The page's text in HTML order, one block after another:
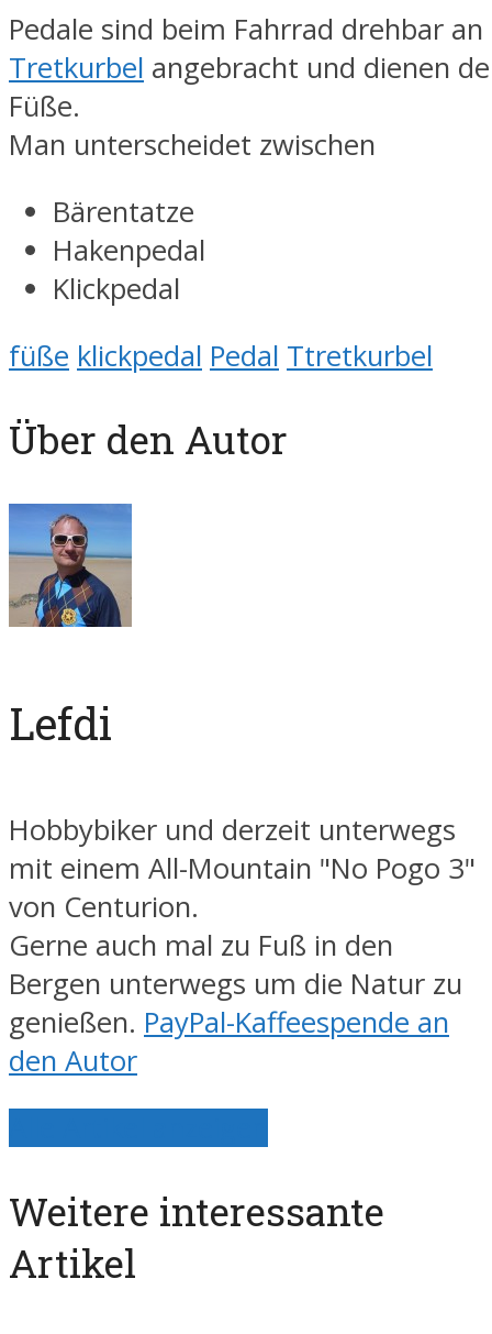
Pedale sind beim Fahrrad drehbar
Tretkurbel angebracht und dienen
Füße.
Man unterscheidet zwischen
Bärentatze
Hakenpedal
Klickpedal
füße klickpedal Pedal Ttretkurbel
Über den Autor
Lefdi
Hobbybiker und derzeit unterwegs
mit einem All-Mountain "No Pogo 3"
von Centurion.
Gerne auch mal zu Fuß in den
Bergen unterwegs um die Natur zu
genießen. PayPal-Kaffeespende an
den Autor
Weitere interessante
Artikel